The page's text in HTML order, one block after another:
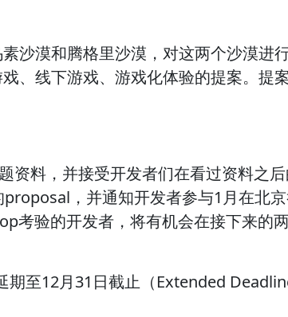
沙漠和腾格里沙漠，对这两个沙漠进
、线下游戏、游戏化体验的提案。提
资料，并接受开发者们在看过资料之
，并通知开发者参与1月在北
验的开发者，将有机会在接下来的
至12月31日截止（Extended